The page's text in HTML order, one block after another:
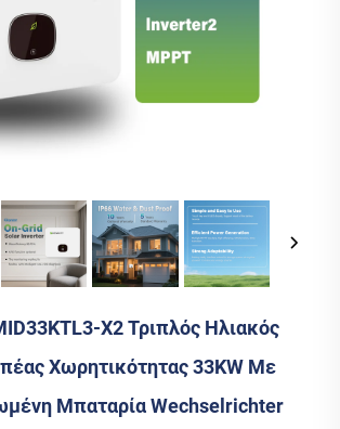
X2 Τριπλός Ηλιακός
Χωρητικότητας 33KW Με
Μπαταρία Wechselrichter